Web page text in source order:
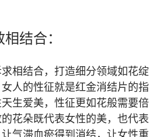
结合：
相结合，打造细分领域如花绽
人的性征就是红金消结片的指
生爱美，性征更如花般需要倍
花朵既代表女性的美，也代表
气滞血瘀得到消结，让女性重